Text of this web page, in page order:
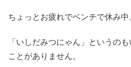
ちょっとお疲れでベンチで休み中
「いしだみつにゃん」というの
ことがありません。